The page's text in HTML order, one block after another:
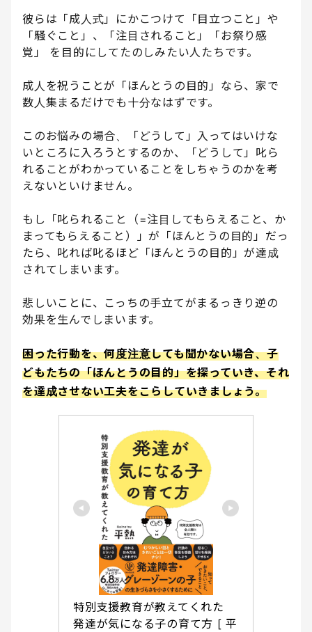
彼らは「成人式」にかこつけて「目立つこと」や
「騒ぐこと」、「注目されること」「お祭り感
覚」 を目的にしてたのしみたい人たちです。
成人を祝うことが「ほんとうの目的」なら、家で
数人集まるだけでも十分なはずです。
このお悩みの場合、「どうして」入ってはいけな
いところに入ろうとするのか、「どうして」叱ら
れることがわかっていることをしちゃうのかを考
えないといけません。
もし「叱られること（=注目してもらえること、か
まってもらえること）」が「ほんとうの目的」だっ
たら、叱れば叱るほど「ほんとうの目的」が達成
されてしまいます。
悲しいことに、こっちの手立てがまるっきり逆の
効果を生んでしまいます。
困った行動を、何度注意しても聞かない場合、子
どもたちの「ほんとうの目的」を探っていき、それ
を達成させない工夫をこらしていきましょう。
特別支援教育が教えてくれた
発達が気になる子の育て方 [ 平